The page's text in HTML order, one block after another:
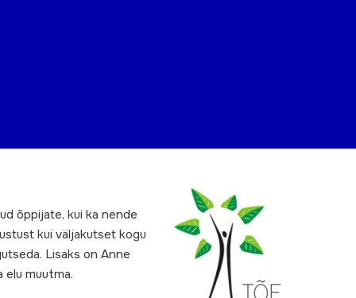
õppijate, kui ka nende
kui väljakutset kogu
Lisaks on Anne
elu muutma.